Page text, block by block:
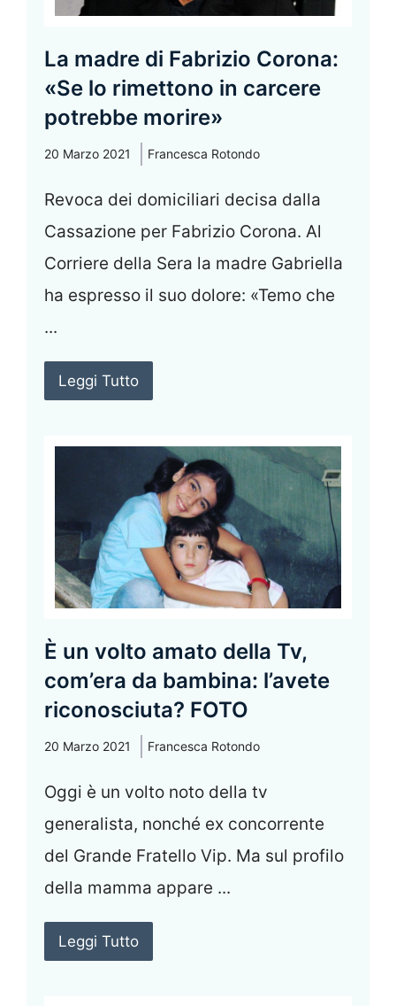
La madre di Fabrizio Corona:
«Se lo rimettono in carcere
potrebbe morire»
20 Marzo 2021 Francesca Rotondo
Revoca dei domiciliari decisa dalla
Cassazione per Fabrizio Corona. Al
Corriere della Sera la madre Gabriella
ha espresso il suo dolore: «Temo che
...
Leggi Tutto
È un volto amato della Tv,
com’era da bambina: l’avete
riconosciuta? FOTO
20 Marzo 2021 Francesca Rotondo
Oggi è un volto noto della tv
generalista, nonché ex concorrente
del Grande Fratello Vip. Ma sul profilo
della mamma appare ...
Leggi Tutto